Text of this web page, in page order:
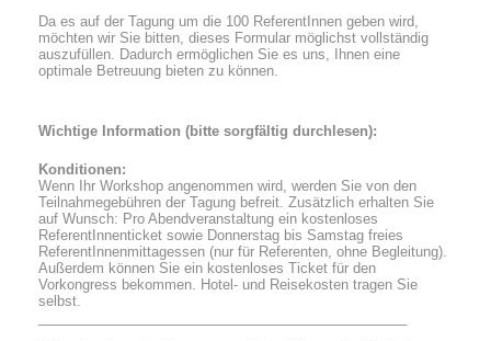
Da es auf der Tagung um die 100 ReferentInnen geben wird,
möchten wir Sie bitten, dieses Formular möglichst vollständig
auszufüllen. Dadurch ermöglichen Sie es uns, Ihnen eine
optimale Betreuung bieten zu können.
Wichtige Information (bitte sorgfältig durchlesen):
Konditionen:
Wenn Ihr Workshop angenommen wird, werden Sie von den
Teilnahmegebühren der Tagung befreit. Zusätzlich erhalten Sie
auf Wunsch: Pro Abendveranstaltung ein kostenloses
ReferentInnenticket sowie Donnerstag bis Samstag freies
ReferentInnenmittagessen (nur für Referenten, ohne Begleitung).
Außerdem können Sie ein kostenloses Ticket für den
Vorkongress bekommen. Hotel- und Reisekosten tragen Sie
selbst.